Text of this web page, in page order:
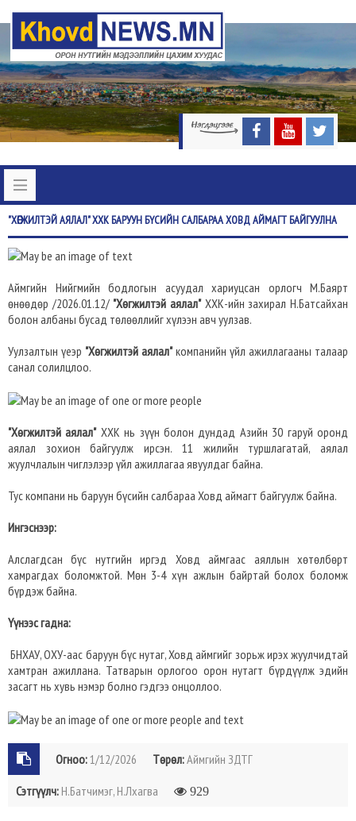
"ХӨГЖИЛТЭЙАЯЛАЛ" ХХК БАРУУН БҮСИЙН САЛБАРАА ХОВД АЙМАГТ БАЙГУУЛНА
Аймгийн Нийгмийн бодлогын асуудал хариуцсан орлогч М.Баярт
өнөөдөр /2026.01.12/ "Хөгжилтэй аялал"ХХК-ийн захирал Н.Батсайхан
болон албаны бусад төлөөллийг хүлээн авч уулзав.
Уулзалтын үеэр "Хөгжилтэй аялал"компанийн үйл ажиллагааны талаар
санал солилцлоо.
"Хөгжилтэй аялал"ХХК нь зүүн болон дундад Азийн 30 гаруй оронд
аялал зохион байгуулж ирсэн. 11 жилийн туршлагатай, аялал
жуулчлалын чиглэлээр үйл ажиллагаа явуулдаг байна.
Тус компани нь баруун бүсийн салбараа Ховд аймагт байгуулж байна.
Ингэснээр:
Алслагдсан бүс нутгийн иргэд Ховд аймгаас аяллын хөтөлбөрт
хамрагдах боломжтой. Мөн 3-4 хүн ажлын байртай болох боломж
бүрдэж байна.
Үүнээс гадна:
БНХАУ, ОХУ-аас баруун бүс нутаг, Ховд аймгийг зорьж ирэх жуулчидтай
хамтран ажиллана. Татварын орлогоо орон нутагт бүрдүүлж эдийн
засагт нь хувь нэмэр болно гэдгээ онцоллоо.
Огноо:1/12/2026 Төрөл:Аймгийн ЗДТГ
Сэтгүүлч: Н.Батчимэг, Н.Лхагва 929